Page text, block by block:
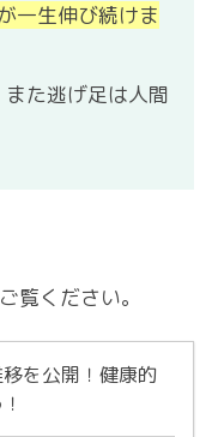
一生伸び続けま
た逃げ足は人間
覧ください。
を公開！健康的